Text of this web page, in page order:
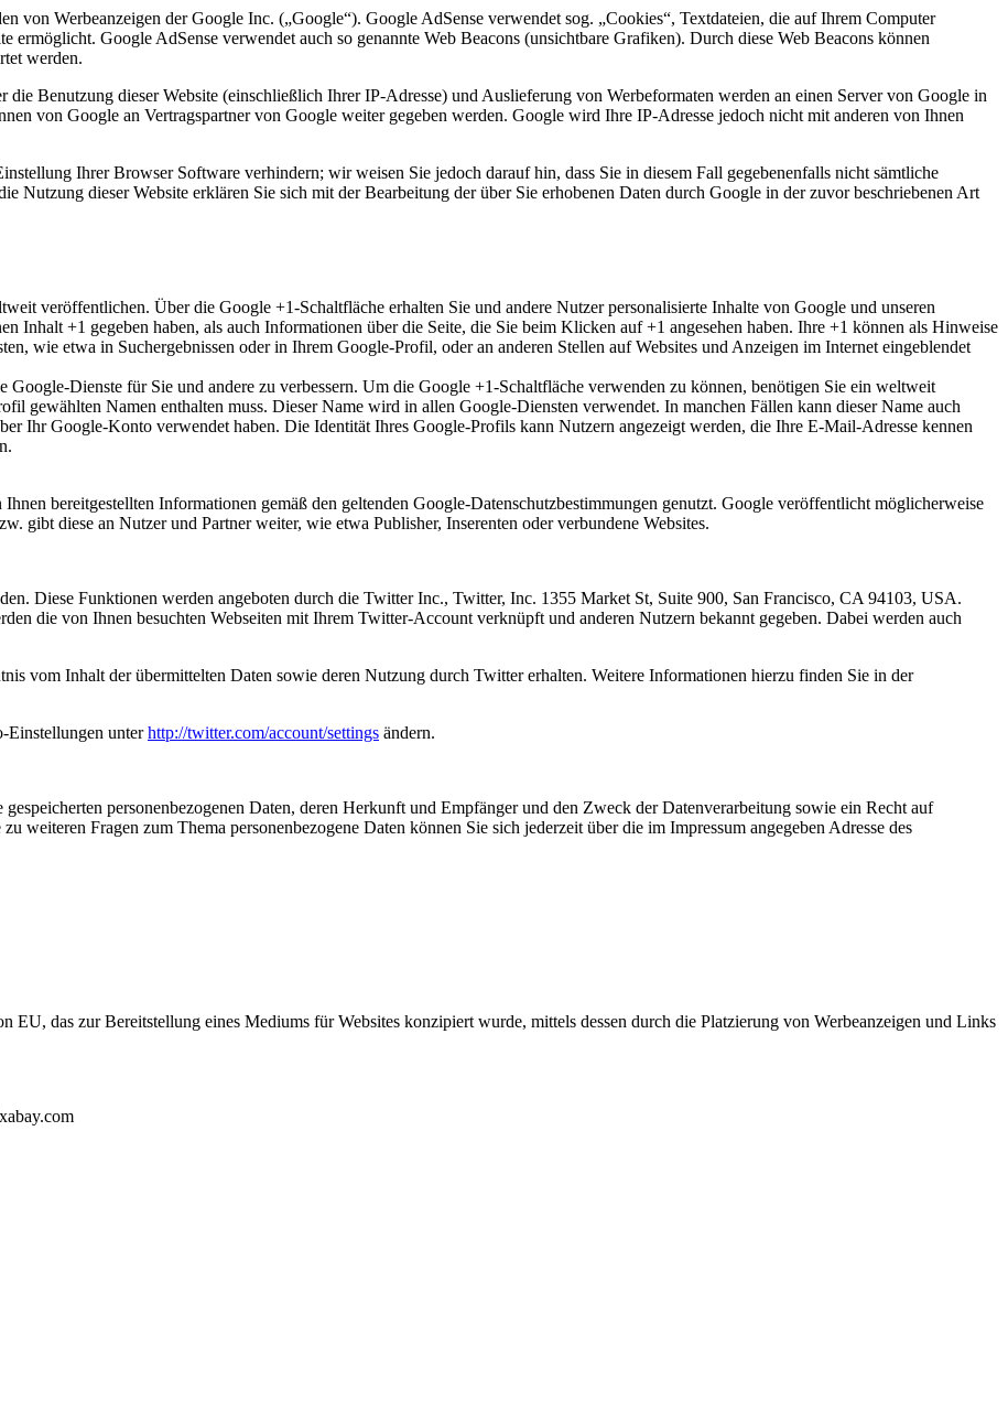
von Werbeanzeigen der Google Inc. („Google“). Google AdSense verwendet sog. „Cookies“, Textdateien, die auf Ihrem Computer
ermöglicht. Google AdSense verwendet auch so genannte Web Beacons (unsichtbare Grafiken). Durch diese Web Beacons können
werden.
Benutzung dieser Website (einschließlich Ihrer IP-Adresse) und Auslieferung von Werbeformaten werden an einen Server von Google in
von Google an Vertragspartner von Google weiter gegeben werden. Google wird Ihre IP-Adresse jedoch nicht mit anderen von Ihnen
Ihrer Browser Software verhindern; wir weisen Sie jedoch darauf hin, dass Sie in diesem Fall gegebenenfalls nicht sämtliche
Nutzung dieser Website erklären Sie sich mit der Bearbeitung der über Sie erhobenen Daten durch Google in der zuvor beschriebenen Art
veröffentlichen. Über die Google +1-Schaltfläche erhalten Sie und andere Nutzer personalisierte Inhalte von Google und unseren
Inhalt +1 gegeben haben, als auch Informationen über die Seite, die Sie beim Klicken auf +1 angesehen haben. Ihre +1 können als Hinweise
wie etwa in Suchergebnissen oder in Ihrem Google-Profil, oder an anderen Stellen auf Websites und Anzeigen im Internet eingeblendet
Dienste für Sie und andere zu verbessern. Um die Google +1-Schaltfläche verwenden zu können, benötigen Sie ein weltweit
gewählten Namen enthalten muss. Dieser Name wird in allen Google-Diensten verwendet. In manchen Fällen kann dieser Name auch
Ihr Google-Konto verwendet haben. Die Identität Ihres Google-Profils kann Nutzern angezeigt werden, die Ihre E-Mail-Adresse kennen
bereitgestellten Informationen gemäß den geltenden Google-Datenschutzbestimmungen genutzt. Google veröffentlicht möglicherweise
gibt diese an Nutzer und Partner weiter, wie etwa Publisher, Inserenten oder verbundene Websites.
Diese Funktionen werden angeboten durch die Twitter Inc., Twitter, Inc. 1355 Market St, Suite 900, San Francisco, CA 94103, USA.
die von Ihnen besuchten Webseiten mit Ihrem Twitter-Account verknüpft und anderen Nutzern bekannt gegeben. Dabei werden auch
vom Inhalt der übermittelten Daten sowie deren Nutzung durch Twitter erhalten. Weitere Informationen hierzu finden Sie in der
Einstellungen unterhttp://twitter.com/account/settings ändern.
personenbezogenen Daten, deren Herkunft und Empfänger und den Zweck der Datenverarbeitung sowie ein Recht auf
weiteren Fragen zum Thema personenbezogene Daten können Sie sich jederzeit über die im Impressum angegeben Adresse des
EU, das zur Bereitstellung eines Mediums für Websites konzipiert wurde, mittels dessen durch die Platzierung von Werbeanzeigen und Links